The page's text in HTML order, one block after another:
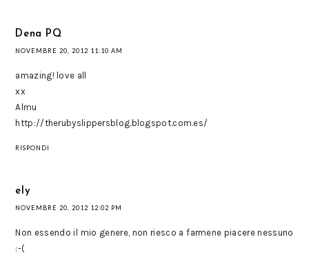
Dena PQ
NOVEMBRE 20, 2012 11:10 AM
amazing! love all
xx
Almu
http://therubyslippersblog.blogspot.com.es/
RISPONDI
ely
NOVEMBRE 20, 2012 12:02 PM
Non essendo il mio genere, non riesco a farmene piacere nessuno
:-(